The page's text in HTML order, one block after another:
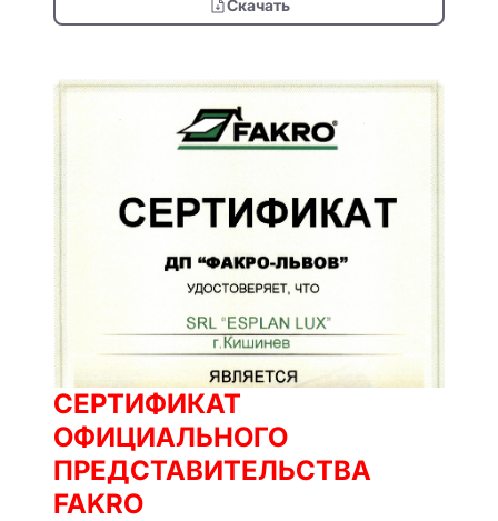
Скачать
СЕРТИФИКАТ
ОФИЦИАЛЬНОГО
ПРЕДСТАВИТЕЛЬСТВА
FAKRO